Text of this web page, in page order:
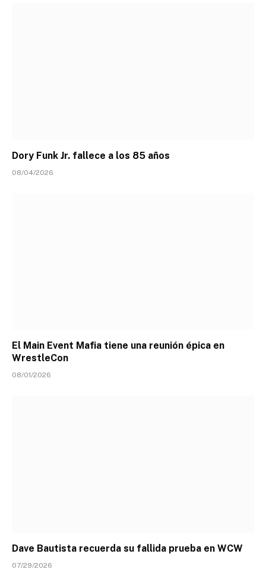
Dory Funk Jr. fallece a los 85 años
08/04/2026
El Main Event Mafia tiene una reunión épica en
WrestleCon
08/01/2026
Dave Bautista recuerda su fallida prueba en WCW
07/29/2026